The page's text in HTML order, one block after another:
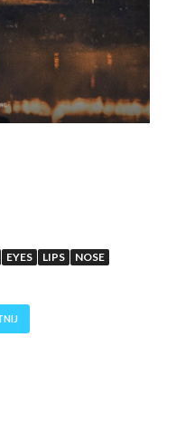
EYES LIPS
NOSE